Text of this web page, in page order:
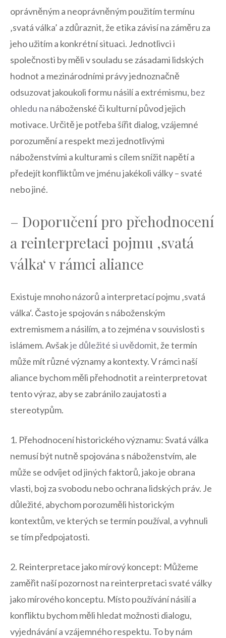
oprávněným a neoprávněným⁣ použitím termínu
‚svatá válka’‌ a zdůraznit, že etika závisí‍ na záměru za
jeho užitím a konkrétní situaci.⁤ Jednotlivci i
společnosti by měli ​v souladu se zásadami lidských
hodnot a mezinárodními právy jednoznačně
odsuzovat jakoukoli formu násilí a extrémismu, bez
ohledu na náboženské či kulturní původ jejich
motivace. Určitě je potřeba šířit dialog, vzájemné
porozumění a⁣ respekt mezi jednotlivými
náboženstvími a ‌kulturami s cílem ‍snížit napětí a
předejít konfliktům ve jménu jakékoli války – svaté
nebo jiné.
– Doporučení pro přehodnocení
a reinterpretaci pojmu ‚svatá
válka‘ v rámci aliance
Existuje mnoho názorů ⁣a interpretací pojmu ‚svatá
válka‘. Často je spojován s náboženským
extremismem a násilím, a ​to zejména v souvislosti ‌s
islámem. Avšakje důležité si uvědomit, že termín
může mít různé významy a kontexty. V rámci naší
aliance bychom měli přehodnotit a reinterpretovat
tento výraz, aby se zabránilo zaujatosti a
stereotypům.
1. Přehodnocení historického významu: Svatá válka
nemusí být ⁤nutně⁢ spojována s náboženstvím, ale
může se odvíjet ​od jiných faktorů, jako je obrana
vlasti, boj za svobodu nebo ochrana lidských práv. Je
důležité, abychom porozuměli historickým
kontextům, ve kterých se termín používal, ⁤a vyhnuli
se tím ‍předpojatosti.
2. ‍Reinterpretace jako mírový koncept: Můžeme
zaměřit naší pozornost na reinterpretaci svaté války
jako mírového konceptu. Místo používání ‍násilí⁣ a
konfliktu bychom měli hledat možnosti dialogu,
vyjednávání a vzájemného respektu. To ⁢by nám